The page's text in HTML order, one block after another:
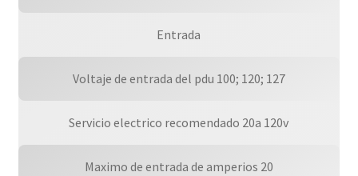
Entrada
Voltaje de entrada del pdu 100; 120; 127
Servicio electrico recomendado 20a 120v
Maximo de entrada de amperios 20